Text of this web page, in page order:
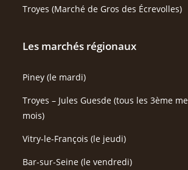
Troyes (Marché de Gros des Écrevolles)
Les marchés régionaux
Piney (le mardi)
Troyes – Jules Guesde (tous les 3ème
mois)
Vitry-le-François (le jeudi)
Bar-sur-Seine (le vendredi)